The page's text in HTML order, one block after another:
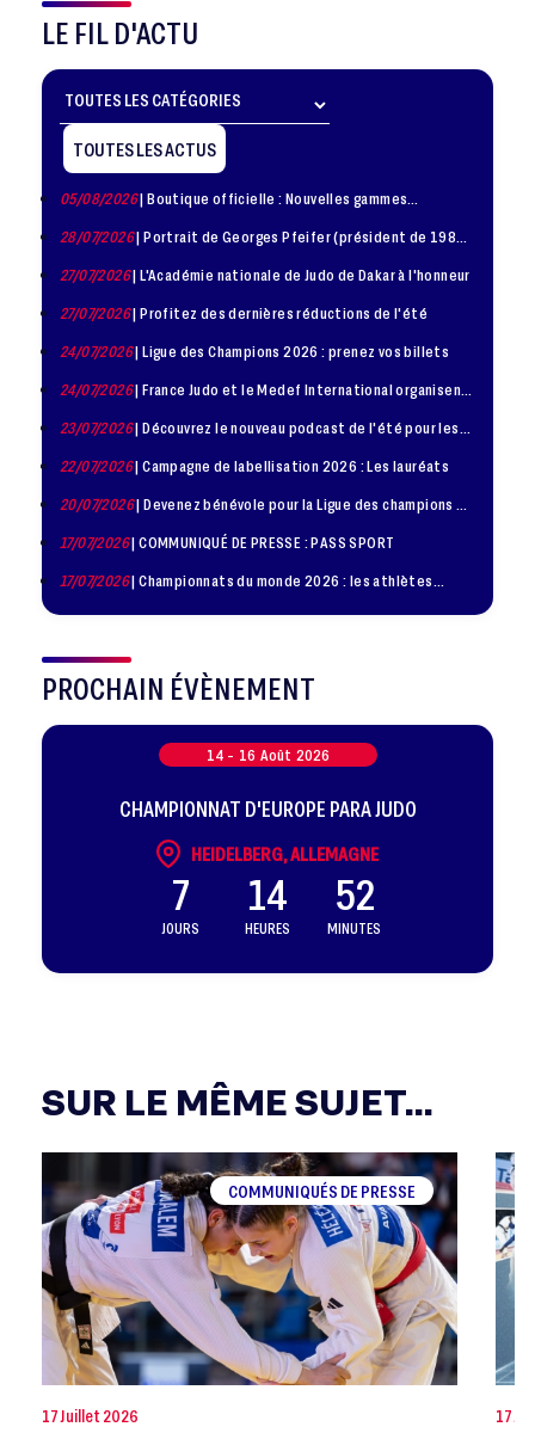
LE FIL D'ACTU
TOUTES LES ACTUS
05/08/2026| Boutique officielle : Nouvelles gammes
28/07/2026| Portrait de Georges Pfeifer (président de 1981
27/07/2026| L'Académie nationale de Judo de Dakar à l'honneur
27/07/2026| Profitez des dernières réductions de l'été
24/07/2026| Ligue des Champions 2026 : prenez vos billets
24/07/2026| France Judo et le Medef International organisent
23/07/2026| Découvrez le nouveau podcast de l'été pour les
22/07/2026| Campagne de labellisation 2026 : Les lauréats
20/07/2026| Devenez bénévole pour la Ligue des champions de
17/07/2026| COMMUNIQUÉ DE PRESSE : PASS SPORT
17/07/2026| Championnats du monde 2026 : les athlètes
PROCHAIN ÉVÈNEMENT
14 - 16 Août 2026
CHAMPIONNAT D'EUROPE PARA JUDO
HEIDELBERG, ALLEMAGNE
7
JOURS
14
HEURES
52
MINUTES
SUR LE MÊME SUJET...
COMMUNIQUÉS DE PRESSE
17 Juillet 2026 17